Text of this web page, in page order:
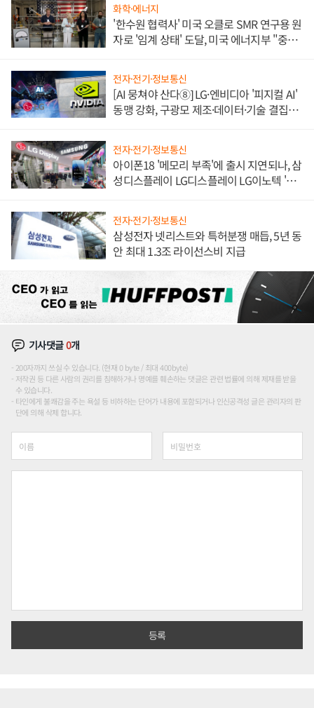
화학·에너지
'한수원 협력사' 미국 오클로 SMR 연구용 원
자로 '임계 상태' 도달, 미국 에너지부 "중요
전자·전기·정보통신
[AI 뭉쳐야 산다⑧] LG·엔비디아 '피지컬 AI'
동맹 강화, 구광모 제조·데이터·기술 결집
전자·전기·정보통신
아이폰18 '메모리 부족'에 출시 지연되나, 삼
성디스플레이 LG디스플레이 LG이노텍 '탈
전자·전기·정보통신
삼성전자 넷리스트와 특허분쟁 매듭, 5년 동
안 최대 1.3조 라이선스비 지급
기사댓글0개
200자까지 쓰실 수 있습니다. (현재 0 byte / 최대 400byte)
저작권 등 다른 사람의 권리를 침해하거나 명예를 훼손하는 댓글은 관련 법률에 의해 제재를 받을
수 있습니다.
타인에게 불쾌감을 주는 욕설 등 비하하는 단어가 내용에 포함되거나 인신공격성 글은 관리자의 판
단에 의해 삭제 합니다.